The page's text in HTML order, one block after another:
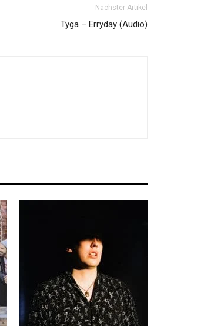
Nächster Artikel
Tyga – Erryday (Audio)